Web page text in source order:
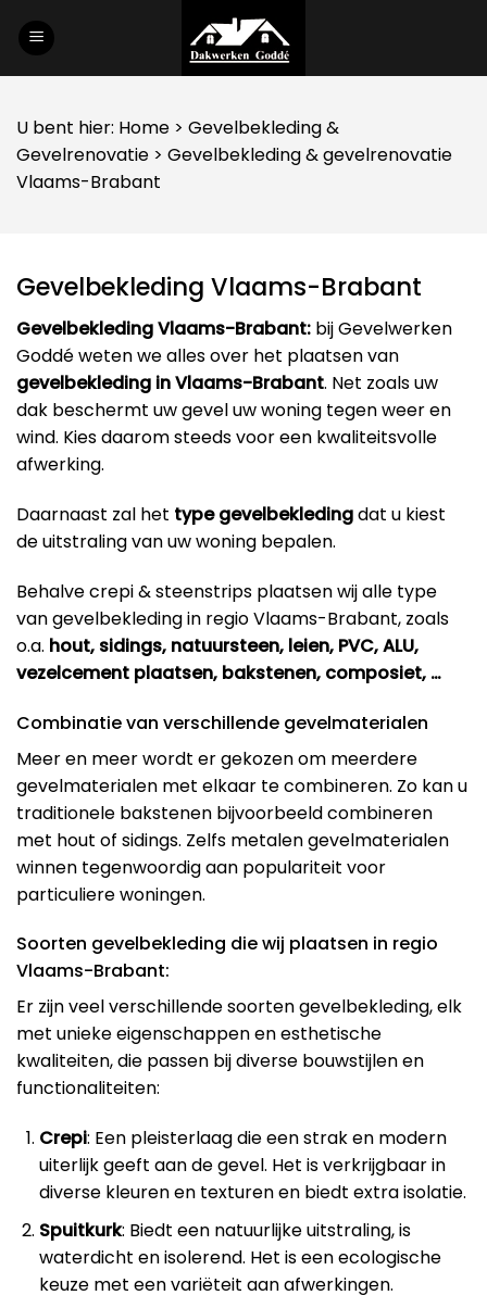
U bent hier: Home > Gevelbekleding&
Gevelrenovatie > Gevelbekleding & gevelrenovatie
Vlaams-Brabant
Gevelbekleding Vlaams-Brabant
Gevelbekleding Vlaams-Brabant: bij Gevelwerken
Goddé weten we alles over het plaatsen van
gevelbekleding in Vlaams-Brabant. Net zoals uw
dak beschermt uw gevel uw woning tegen weer en
wind. Kies daarom steeds voor een kwaliteitsvolle
afwerking.
Daarnaast zal het type gevelbekledingdat u kiest
de uitstraling van uw woning bepalen.
Behalve crepi & steenstrips plaatsen wij alle type
van gevelbekleding in regio Vlaams-Brabant, zoals
o.a. hout, sidings, natuursteen, leien, PVC, ALU,
vezelcement plaatsen, bakstenen, composiet, …
Combinatie van verschillende gevelmaterialen
Meer en meer wordt er gekozen om meerdere
gevelmaterialen met elkaar te combineren. Zo kan u
traditionele bakstenen bijvoorbeeld combineren
met hout of sidings. Zelfs metalen gevelmaterialen
winnen tegenwoordig aan populariteit voor
particuliere woningen.
Soorten gevelbekleding die wij plaatsen in regio
Vlaams-Brabant:
Er zijn veel verschillende soorten gevelbekleding, elk
met unieke eigenschappen en esthetische
kwaliteiten, die passen bij diverse bouwstijlen en
functionaliteiten:
Crepi: Een pleisterlaag die een strak en modern
uiterlijk geeft aan de gevel. Het is verkrijgbaar in
diverse kleuren en texturen en biedt extra isolatie.
Spuitkurk: Biedt een natuurlijke uitstraling, is
waterdicht en isolerend. Het is een ecologische
keuze met een variëteit aan afwerkingen.